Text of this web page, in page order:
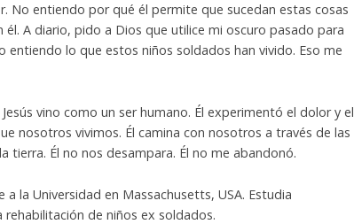
No entiendo por qué él permite que sucedan estas cosas
él. A diario, pido a Dios que utilice mi oscuro pasado para
entiendo lo que estos niños soldados han vivido. Eso me
vino como un ser humano. Él experimentó el dolor y el
nosotros vivimos. Él camina con nosotros a través de las
tierra. Él no nos desampara. Él no me abandonó.
la Universidad en Massachusetts, USA. Estudia
de niños ex soldados.